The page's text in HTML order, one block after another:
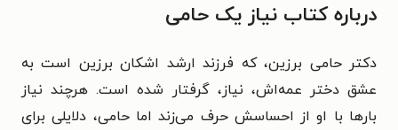
درباره کتاب نیاز یک حامی
دکتر حامی برزین، که فرزند ارشد اشکان برزین است به
عشق دختر عمه‌‌اش، نیاز، گرفتار شده است. هرچند نیاز
بارها با او از احساسش حرف می‌زند اما حامی، دلایلی برای